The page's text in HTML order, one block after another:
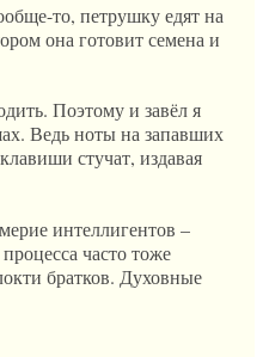
то, петрушку едят на
она готовит семена и
Поэтому и завёл я
Ведь ноты на запавших
стучат, издавая
интеллигентов –
часто тоже
братков. Духовные